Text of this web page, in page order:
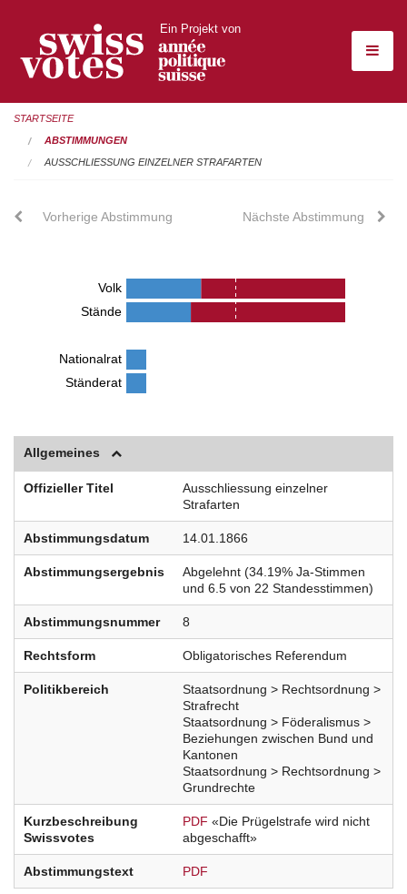
Ein Projekt von
STARTSEITE
ABSTIMMUNGEN
AUSSCHLIESSUNG EINZELNER STRAFARTEN
Vorherige Abstimmung Nächste Abstimmung
Volk
Stände
Nationalrat
Ständerat
Allgemeines
Offizieller Titel
Ausschliessung einzelner
Strafarten
Abstimmungsdatum 14.01.1866
Abstimmungsergebnis
Abgelehnt (34.19% Ja-Stimmen
und 6.5 von 22 Standesstimmen)
Abstimmungsnummer 8
Rechtsform Obligatorisches Referendum
Politikbereich
Staatsordnung > Rechtsordnung >
Strafrecht
Staatsordnung > Föderalismus >
Beziehungen zwischen Bund und
Kantonen
Staatsordnung > Rechtsordnung >
Grundrechte
Kurzbeschreibung
Swissvotes
PDF «Die Prügelstrafe wird nicht
abgeschafft»
Abstimmungstext PDF